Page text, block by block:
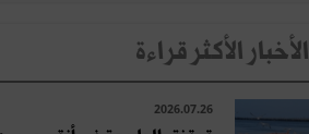
الأخبار الأكثر قراءة
2026.07.26